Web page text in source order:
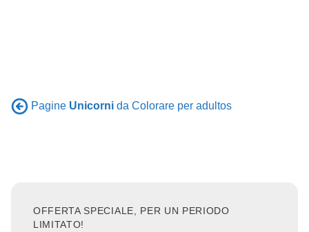
Pagine Unicorni da Colorare per adultos
OFFERTA SPECIALE, PER UN PERIODO
LIMITATO!